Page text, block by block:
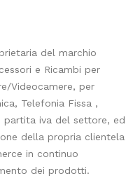
del marchio
e Ricambi per
Videocamere, per
Telefonia Fissa ,
iva del settore, ed
della propria clientela
in continuo
dei prodotti.